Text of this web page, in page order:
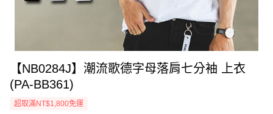
【NB0284J】潮流歌德字母落肩七分袖 上衣
(PA-BB361)
超取滿NT$1,800免運